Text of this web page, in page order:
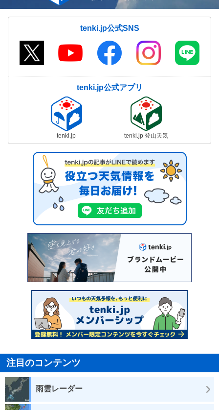
tenki.jp公式SNS
tenki.jp公式アプリ
tenki.jp tenki.jp 登山天気
注目のコンテンツ
雨雲レーダー